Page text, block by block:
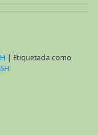
| Etiquetada como